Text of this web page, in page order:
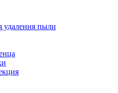
удаления пыли